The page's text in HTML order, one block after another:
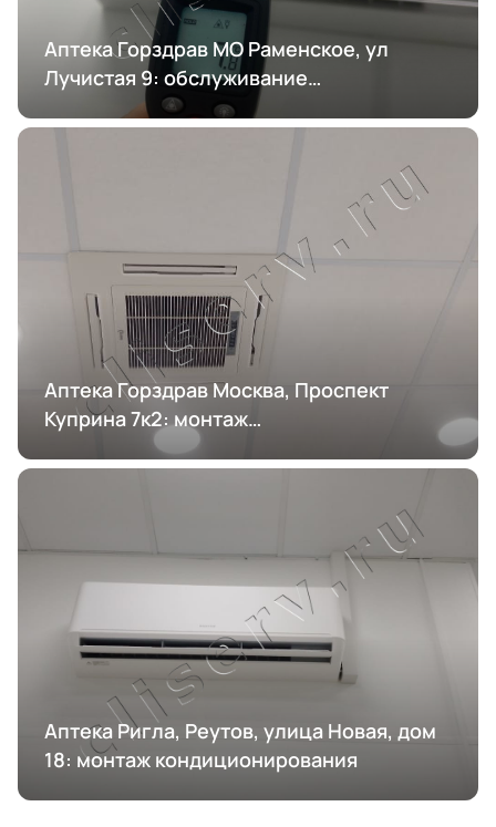
Аптека Горздрав МО Раменское, ул
Лучистая 9: обслуживание
кондиционирования
Аптека Горздрав Москва, Проспект
Куприна 7к2: монтаж
кондиционирования
Аптека Ригла, Реутов, улица Новая, дом
18: монтаж кондиционирования